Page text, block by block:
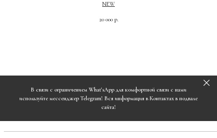
NEW
20 000 р.
В связи с ограничением What'sApp для комфортной связи с нами
используйте мессенджер Telegram! Вся информация в Контактах в подвале
сайта!